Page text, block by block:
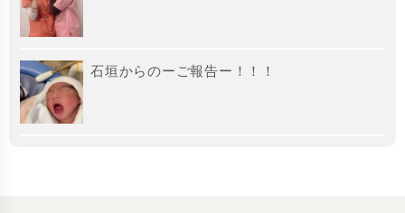
石垣からのーご報告ー！！！